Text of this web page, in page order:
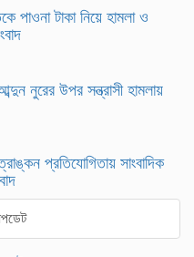
পাওনা টাকা নিয়ে হামলা ও
নুরের উপর সন্ত্রাসী হামলায়
প্রতিযোগিতায় সাংবাদিক